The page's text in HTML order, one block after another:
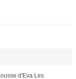
d'Eva Les